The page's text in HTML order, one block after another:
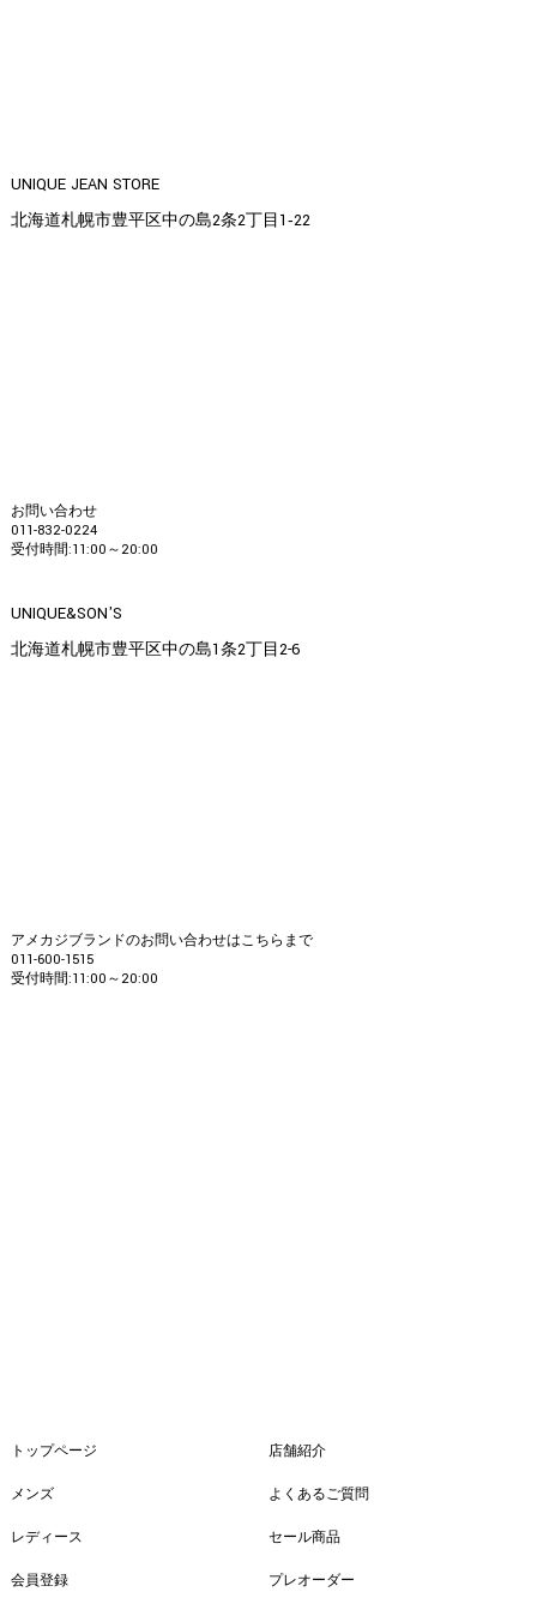
UNIQUE JEAN STORE
北海道札幌市豊平区中の島2条2丁目1‐22
お問い合わせ
011-832-0224
受付時間:11:00～20:00
UNIQUE&SON'S
北海道札幌市豊平区中の島1条2丁目2-6
アメカジブランドのお問い合わせはこちらまで
011-600-1515
受付時間:11:00～20:00
トップページ
メンズ
レディース
会員登録
店舗紹介
よくあるご質問
セール商品
プレオーダー